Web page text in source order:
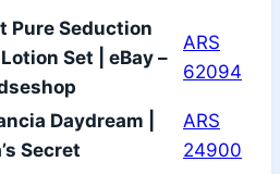
Pure Seduction
Set | eBay –
ARS
62094
Daydream |
Secret
ARS
24900